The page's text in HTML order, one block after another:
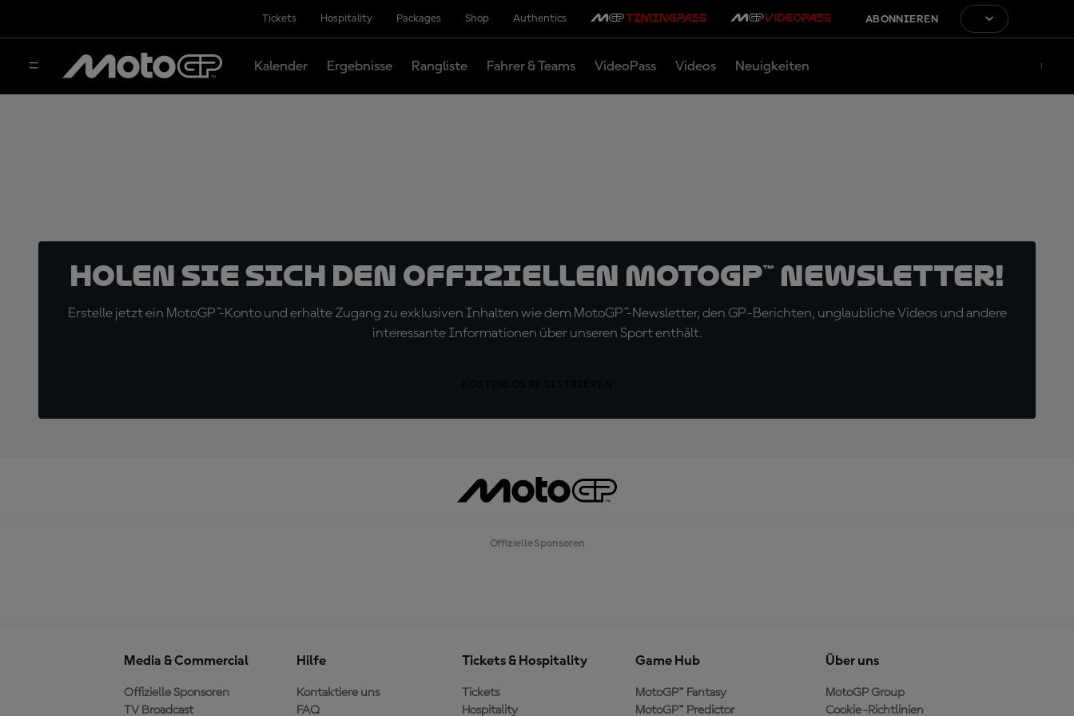
Tickets Hospitality Packages Shop Authentics ABONNIEREN
Kalender Ergebnisse Rangliste Fahrer & Teams VideoPass Videos Neuigkeiten
Holen Sie sich den offiziellen MotoGP™ Newsletter!
Erstelle jetzt ein MotoGP™-Konto und erhalte Zugang zu exklusiven Inhalten wie dem MotoGP™-Newsletter, den GP-Berichten, unglaubliche Videos und andere
interessante Informationen über unseren Sport enthält.
Offizielle Sponsoren
Media & Commercial
Offizielle Sponsoren
TV Broadcast
Hilfe
Kontaktiere uns
FAQ
Tickets & Hospitality
Tickets
Hospitality
Game Hub
MotoGP™ Fantasy
MotoGP™ Predictor
Über uns
MotoGP Group
Cookie-Richtlinien